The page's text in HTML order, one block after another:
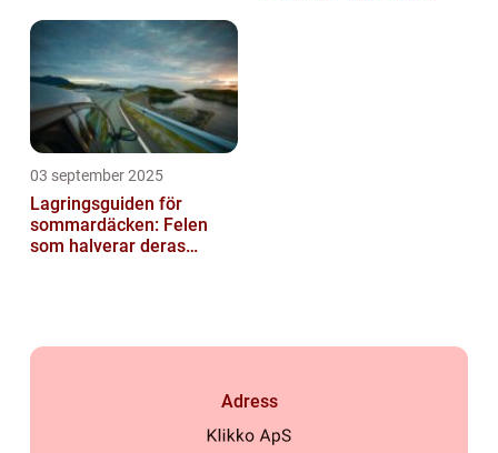
03 september 2025
Lagringsguiden för
sommardäcken: Felen
som halverar deras
Adress